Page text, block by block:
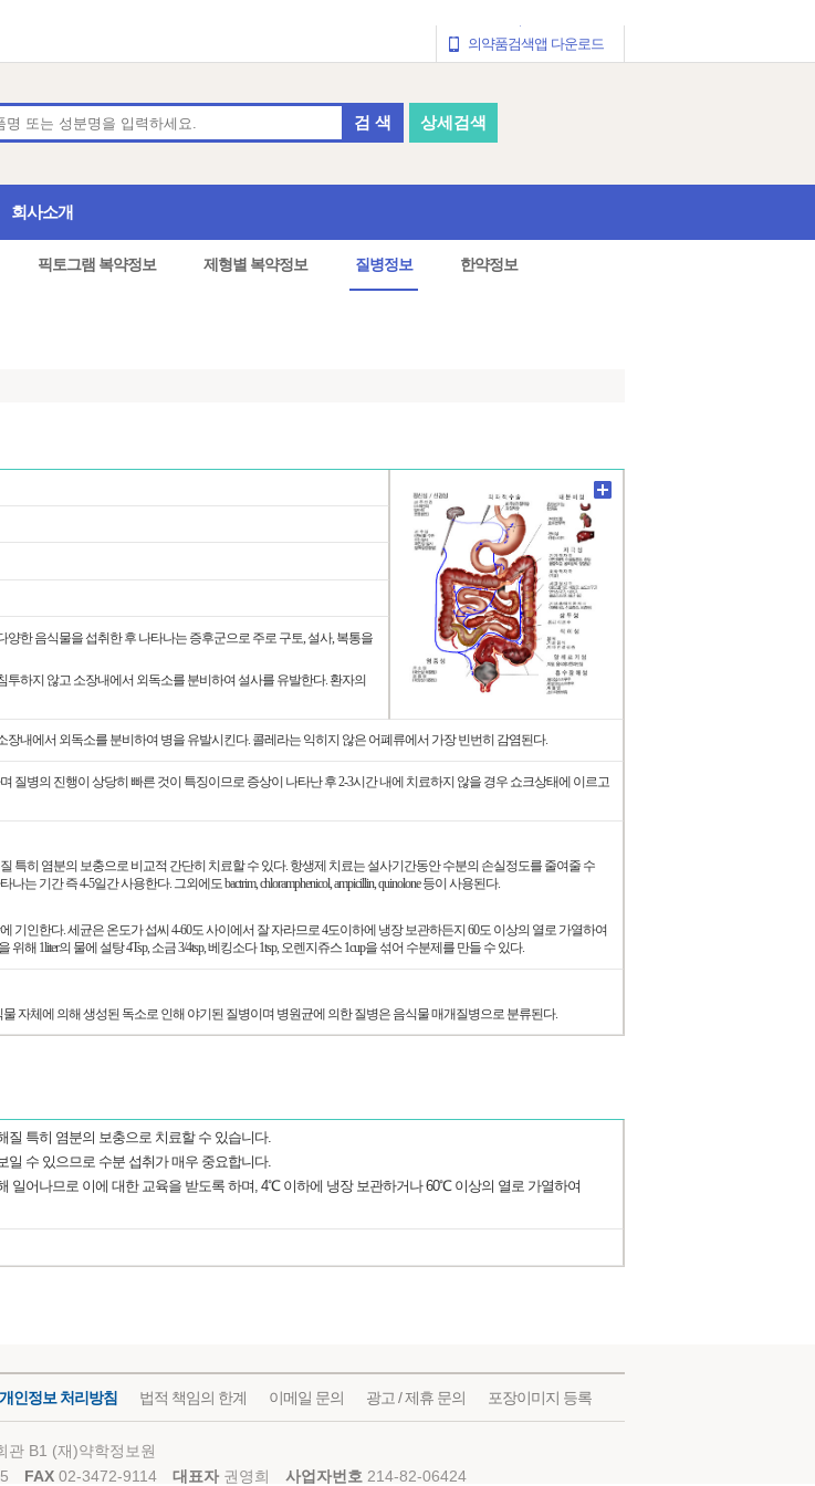
의약품검색앱 다운로드
검 색 상세검색
픽토그램 복약정보 제형별 복약정보 질병정보 한약정보
회사소개
한 음식물을 섭취한 후 나타나는 증후군으로 주로 구토, 설사, 복통을
투하지 않고 소장내에서 외독소를 분비하여 설사를 유발한다. 환자의
장내에서 외독소를 분비하여 병을 유발시킨다. 콜레라는 익히지 않은 어폐류에서 가장 빈번히 감염된다.
질병의 진행이 상당히 빠른 것이 특징이므로 증상이 나타난 후 2-3시간 내에 치료하지 않을 경우 쇼크상태에 이르고
특히 염분의 보충으로 비교적 간단히 치료할 수 있다. 항생제 치료는 설사기간동안 수분의 손실정도를 줄여줄 수
기간 즉 4-5일간 사용한다. 그외에도 bactrim, chloramphenicol, ampicillin, quinolone 등이 사용된다.
인한다. 세균은 온도가 섭씨 4-60도 사이에서 잘 자라므로 4도이하에 냉장 보관하든지 60도 이상의 열로 가열하여
해 1liter의 물에 설탕 4Tsp, 소금 3/4tsp, 베킹소다 1tsp, 오렌지쥬스 1cup을 섞어 수분제를 만들 수 있다.
자체에 의해 생성된 독소로 인해 야기된 질병이며 병원균에 의한 질병은 음식물 매개질병으로 분류된다.
질 특히 염분의 보충으로 치료할 수 있습니다.
일 수 있으므로 수분 섭취가 매우 중요합니다.
일어나므로 이에 대한 교육을 받도록 하며, 4℃ 이하에 냉장 보관하거나 60℃ 이상의 열로 가열하여
개인정보 처리방침 법적 책임의 한계 이메일 문의 광고 / 제휴 문의 포장이미지 등록
관 B1 (재)약학정보원
FAX 02-3472-9114 대표자 권영희 사업자번호 214-82-06424